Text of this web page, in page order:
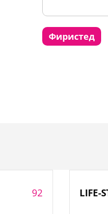
фиристед
92 LIFE-